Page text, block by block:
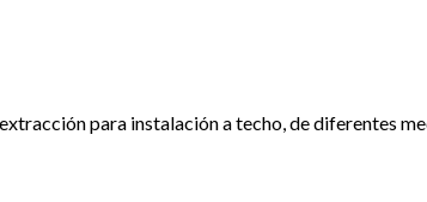
para instalación a techo, de diferentes